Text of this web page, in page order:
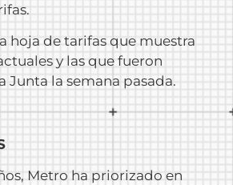
hoja de tarifas que muestra
y las que fueron
Junta la semana pasada.
Metro ha priorizado en